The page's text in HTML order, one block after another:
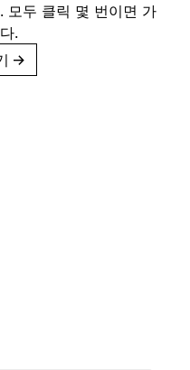
모두 클릭 몇 번이면 가
.
→